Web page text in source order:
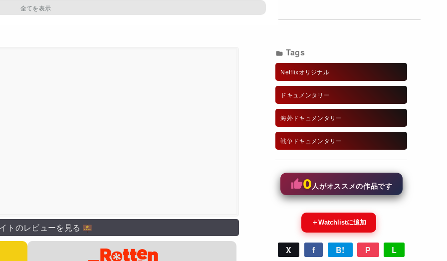
トのレビューを見る
Tags
Netflixオリジナル
ドキュメンタリー
海外ドキュメンタリー
戦争ドキュメンタリー
0人がオススメの作品です
＋Watchlistに追加
X f B! P L